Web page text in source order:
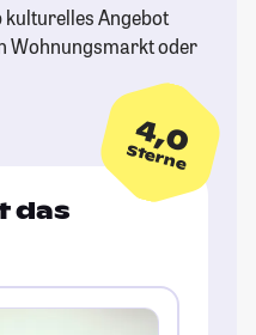
kulturelles Angebot
Wohnungsmarkt oder
4,0
Sterne
das